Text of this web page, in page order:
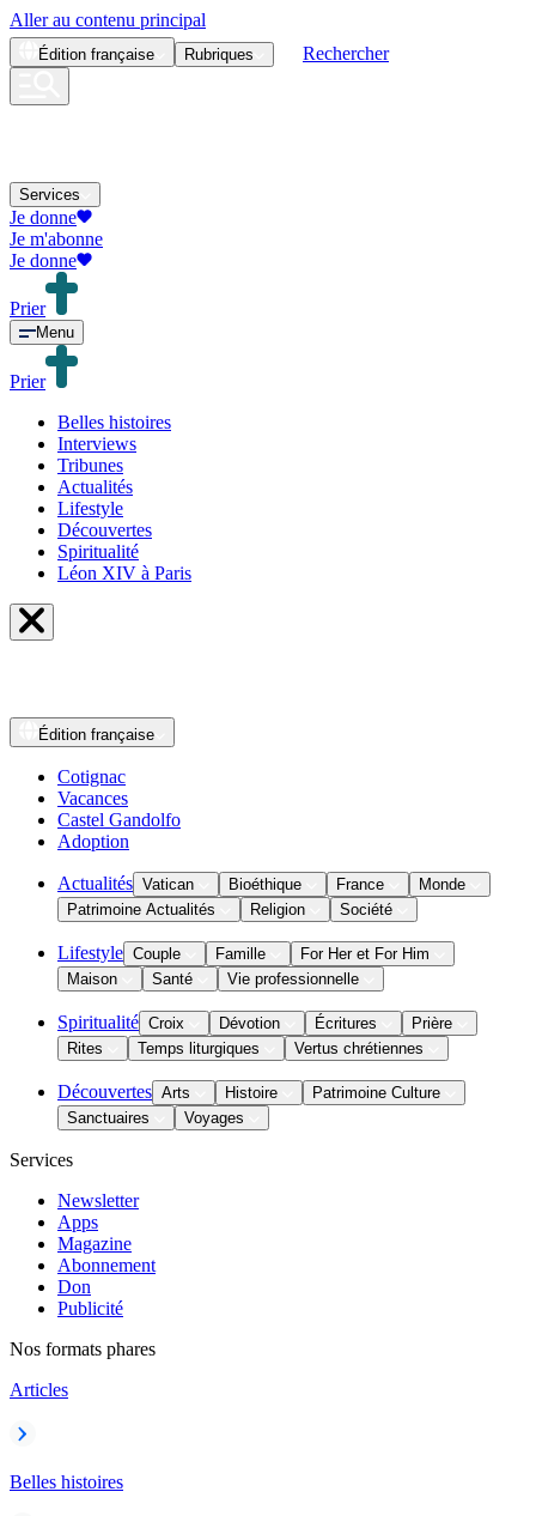
Aller au contenu principal
Édition française Rubriques Rechercher
Services
Je donne
Je m'abonne
Je donne
Prier
Menu
Prier
Belles histoires
Interviews
Tribunes
Actualités
Lifestyle
Découvertes
Spiritualité
Léon XIV à Paris
Édition française
Cotignac
Vacances
Castel Gandolfo
Adoption
Actualités Vatican Bioéthique France
Monde
Patrimoine Actualités
Religion Société
Lifestyle Couple Famille
For Her et For Him
Maison
Santé Vie professionnelle
Spiritualité Croix Dévotion Écritures
Prière
Rites
Temps liturgiques Vertus chrétiennes
Découvertes Arts Histoire
Patrimoine Culture
Sanctuaires
Voyages
Services
Newsletter
Apps
Magazine
Abonnement
Don
Publicité
Nos formats phares
Articles
Belles histoires